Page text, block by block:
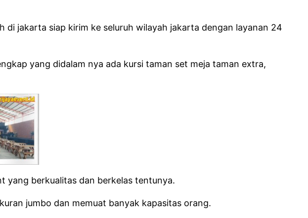
di jakarta siap kirim ke seluruh wilayah jakarta dengan layanan 24
yang didalam nya ada kursi taman set meja taman extra,
yang berkualitas dan berkelas tentunya.
jumbo dan memuat banyak kapasitas orang.